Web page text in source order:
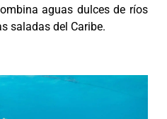
aguas dulces de ríos
saladas del Caribe.